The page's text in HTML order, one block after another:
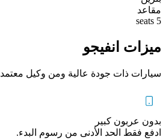
مقاعد
5 seats
ميزات انفيجو
سيارات ذات جودة عالية ومن وكيل معتمد
بدون عربون كبير
ادفع فقط الحد الأدنى من رسوم البدء.